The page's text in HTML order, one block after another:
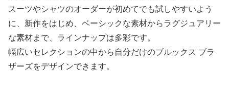
スーツやシャツのオーダーが初めてでも試しやすいよう
に、新作をはじめ、ベーシックな素材からラグジュアリー
な素材まで、ラインナップは多彩です。
幅広いセレクションの中から自分だけのブルックス ブラ
ザーズをデザインできます。